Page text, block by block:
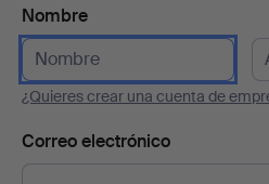
Nombre
¿Quieres crear una cuenta de
Correo electrónico